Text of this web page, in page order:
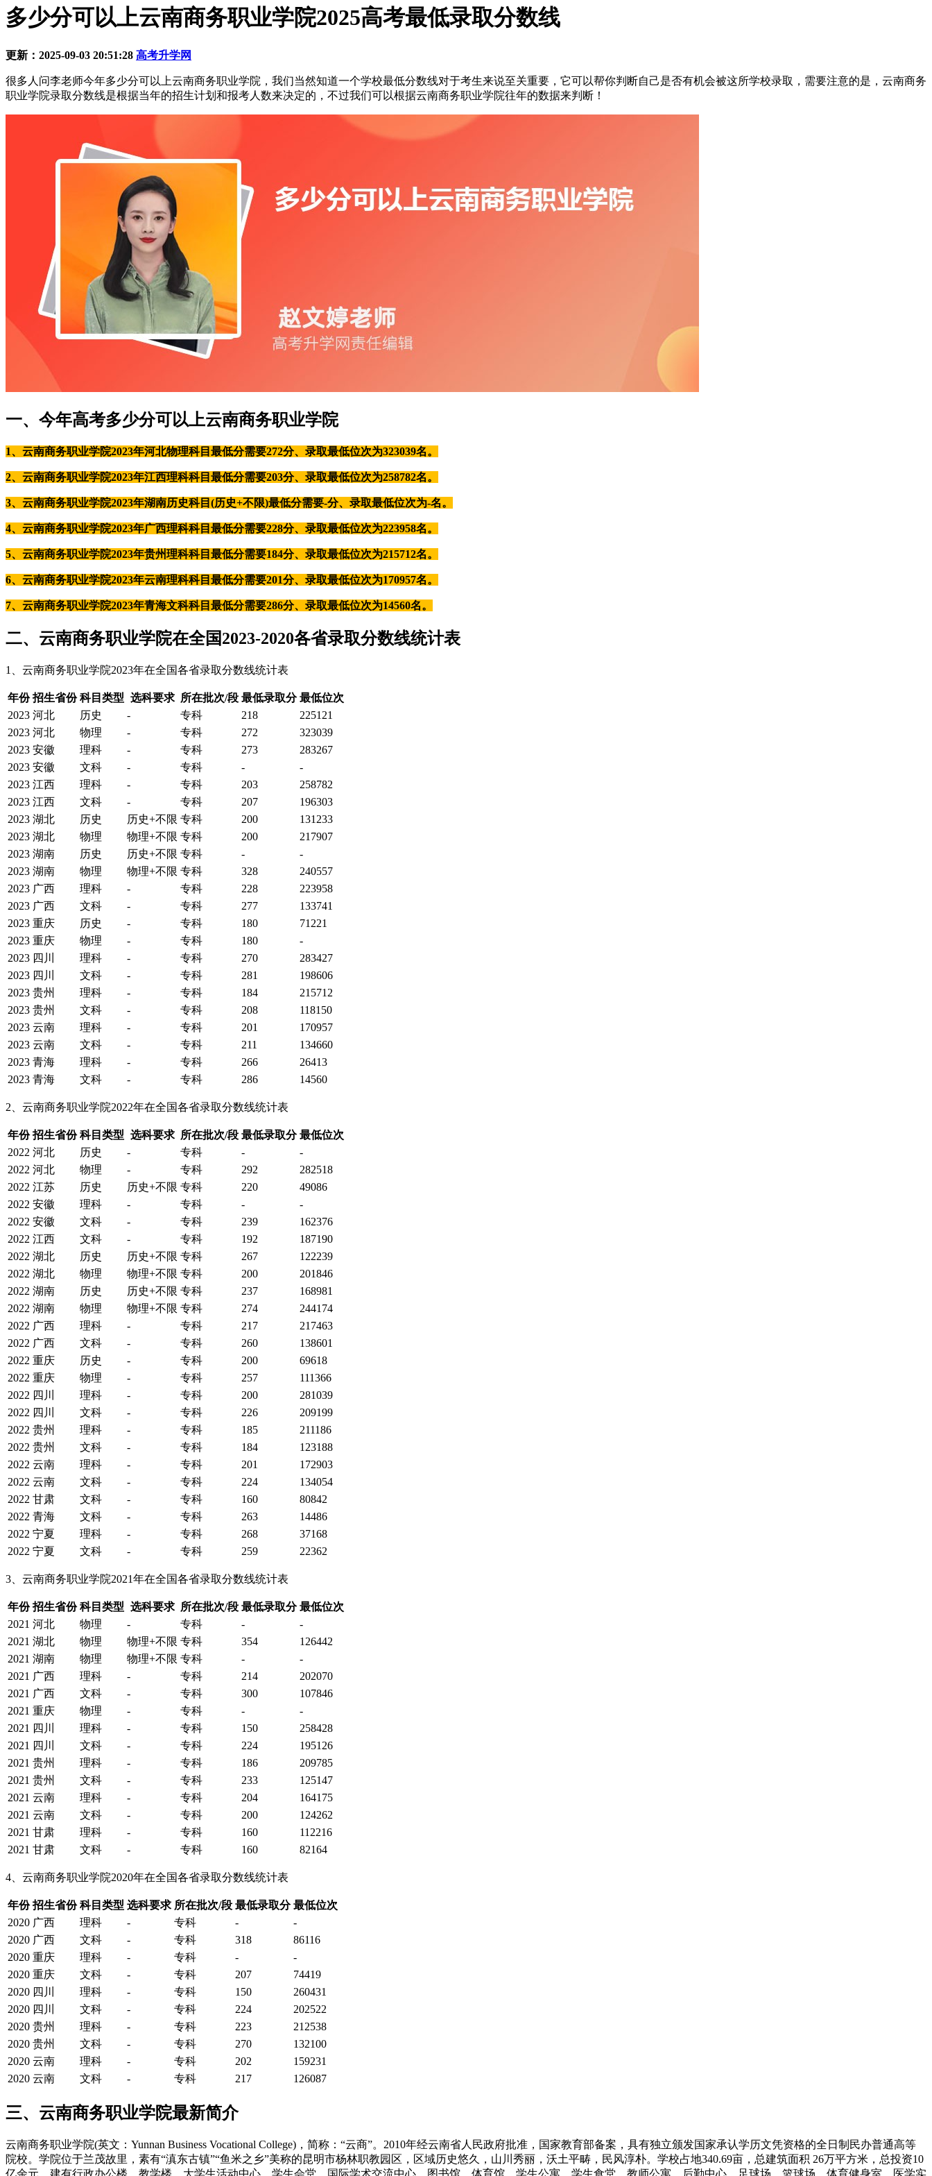
多少分可以上云南商务职业学院2025高考最低录取分数线
更新：2025-09-03 20:51:28 高考升学网
很多人问李老师今年多少分可以上云南商务职业学院，我们当然知道一个学校最低分数线对于考生来说至关重要，它可以帮你判断自己是否有机会被这所学校录取，需要注意的是，云南商务
职业学院录取分数线是根据当年的招生计划和报考人数来决定的，不过我们可以根据云南商务职业学院往年的数据来判断！
一、今年高考多少分可以上云南商务职业学院
1、云南商务职业学院2023年河北物理科目最低分需要272分、录取最低位次为323039名。
2、云南商务职业学院2023年江西理科科目最低分需要203分、录取最低位次为258782名。
3、云南商务职业学院2023年湖南历史科目(历史+不限)最低分需要-分、录取最低位次为-名。
4、云南商务职业学院2023年广西理科科目最低分需要228分、录取最低位次为223958名。
5、云南商务职业学院2023年贵州理科科目最低分需要184分、录取最低位次为215712名。
6、云南商务职业学院2023年云南理科科目最低分需要201分、录取最低位次为170957名。
7、云南商务职业学院2023年青海文科科目最低分需要286分、录取最低位次为14560名。
二、云南商务职业学院在全国2023-2020各省录取分数线统计表
1、云南商务职业学院2023年在全国各省录取分数线统计表
年份 招生省份 科目类型 选科要求 所在批次/段 最低录取分 最低位次
2023 河北 历史 - 专科 218
225121
2023 河北 物理 - 专科 272
323039
2023 安徽 理科 - 专科 273
283267
2023 安徽 文科 - 专科 -
-
2023 江西 理科 - 专科 203
258782
2023 江西 文科 - 专科 207
196303
2023 湖北 历史 历史+不限 专科 200
131233
2023 湖北 物理 物理+不限 专科 200
217907
2023 湖南 历史 历史+不限 专科 -
-
2023 湖南 物理 物理+不限 专科 328
240557
2023 广西 理科 - 专科 228
223958
2023 广西 文科 - 专科 277
133741
2023 重庆 历史 - 专科 180
71221
2023 重庆 物理 - 专科 180
-
2023 四川 理科 - 专科 270
283427
2023 四川 文科 - 专科 281
198606
2023 贵州 理科 - 专科 184
215712
2023 贵州 文科 - 专科 208
118150
2023 云南 理科 - 专科 201
170957
2023 云南 文科 - 专科 211
134660
2023 青海 理科 - 专科 266
26413
2023 青海 文科 - 专科 286 14560
2、云南商务职业学院2022年在全国各省录取分数线统计表
年份 招生省份 科目类型 选科要求 所在批次/段 最低录取分 最低位次
2022 河北 历史 - 专科 -
-
2022 河北 物理 - 专科 292
282518
2022 江苏 历史 历史+不限 专科 220
49086
2022 安徽 理科 - 专科 -
-
2022 安徽 文科 - 专科 239
162376
2022 江西 文科 - 专科 192
187190
2022 湖北 历史 历史+不限 专科 267
122239
2022 湖北 物理 物理+不限 专科 200
201846
2022 湖南 历史 历史+不限 专科 237
168981
2022 湖南 物理 物理+不限 专科 274
244174
2022 广西 理科 - 专科 217
217463
2022 广西 文科 - 专科 260
138601
2022 重庆 历史 - 专科 200
69618
2022 重庆 物理 - 专科 257
111366
2022 四川 理科 - 专科 200
281039
2022 四川 文科 - 专科 226
209199
2022 贵州 理科 - 专科 185
211186
2022 贵州 文科 - 专科 184
123188
2022 云南 理科 - 专科 201
172903
2022 云南 文科 - 专科 224
134054
2022 甘肃 文科 - 专科 160
80842
2022 青海 文科 - 专科 263
14486
2022 宁夏 理科 - 专科 268
37168
2022 宁夏 文科 - 专科 259 22362
3、云南商务职业学院2021年在全国各省录取分数线统计表
年份 招生省份 科目类型 选科要求 所在批次/段 最低录取分 最低位次
2021 河北 物理 - 专科 -
-
2021 湖北 物理 物理+不限 专科 354
126442
2021 湖南 物理 物理+不限 专科 -
-
2021 广西 理科 - 专科 214
202070
2021 广西 文科 - 专科 300
107846
2021 重庆 物理 - 专科 -
-
2021 四川 理科 - 专科 150
258428
2021 四川 文科 - 专科 224
195126
2021 贵州 理科 - 专科 186
209785
2021 贵州 文科 - 专科 233
125147
2021 云南 理科 - 专科 204
164175
2021 云南 文科 - 专科 200
124262
2021 甘肃 理科 - 专科 160
112216
2021 甘肃 文科 - 专科 160 82164
4、云南商务职业学院2020年在全国各省录取分数线统计表
年份 招生省份 科目类型 选科要求 所在批次/段 最低录取分 最低位次
2020 广西 理科 - 专科 -
-
2020 广西 文科 - 专科 318
86116
2020 重庆 理科 - 专科 -
-
2020 重庆 文科 - 专科 207
74419
2020 四川 理科 - 专科 150
260431
2020 四川 文科 - 专科 224
202522
2020 贵州 理科 - 专科 223
212538
2020 贵州 文科 - 专科 270
132100
2020 云南 理科 - 专科 202
159231
2020 云南 文科 - 专科 217 126087
三、云南商务职业学院最新简介
云南商务职业学院(英文：Yunnan Business Vocational College)，简称：“云商”。2010年经云南省人民政府批准，国家教育部备案，具有独立颁发国家承认学历文凭资格的全日制民办普通高等
院校。学院位于兰茂故里，素有“滇东古镇”“鱼米之乡”美称的昆明市杨林职教园区，区域历史悠久，山川秀丽，沃土平畴，民风淳朴。学校占地340.69亩，总建筑面积 26万平方米，总投资10